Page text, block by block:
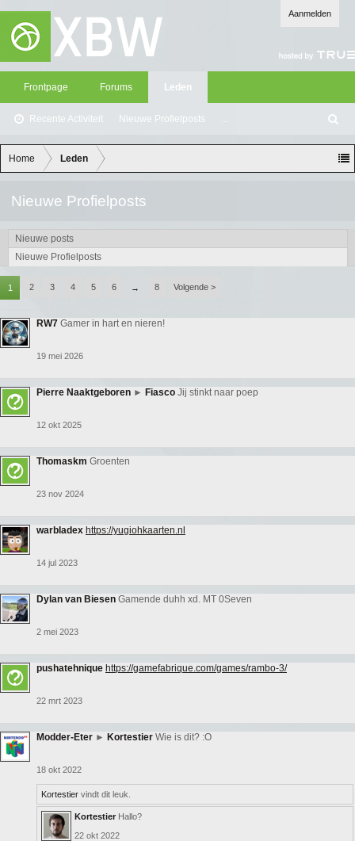
Aanmelden
Frontpage Forums Leden
Recente Activiteit Nieuwe Profielposts ...
oe
ke
n
Home Leden
Nieuwe Profielposts
Nieuwe posts
Nieuwe Profielposts
1 2 3 4 5 6 → 8 Volgende >
RW7 Gamer in hart en nieren!
19 mei 2026
Pierre Naaktgeboren ► Fiasco Jij stinkt naar poep
12 okt 2025
Thomaskm Groenten
23 nov 2024
warbladex https://yugiohkaarten.nl
14 jul 2023
Dylan van Biesen Gamende duhh xd. MT 0Seven
2 mei 2023
pushatehnique https://gamefabrique.com/games/rambo-3/
22 mrt 2023
Modder-Eter ► Kortestier Wie is dit? :O
18 okt 2022
Kortestier vindt dit leuk.
Kortestier Hallo?
22 okt 2022